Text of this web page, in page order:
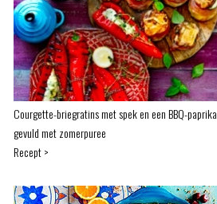
Courgette-briegratins met spek en een BBQ-paprika
gevuld met zomerpuree
Recept >